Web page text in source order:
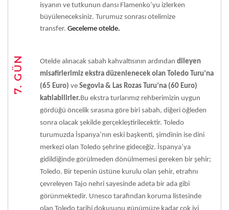
isyanın ve tutkunun dansı Flamenko’yu izlerken
büyüleneceksiniz. Turumuz sonrası otelimize
transfer. Geceleme otelde.
7. GÜN Otelde alınacak sabah kahvaltısının ardından dileyen
misafirlerimiz ekstra düzenlenecek olan Toledo Turu’na
(65 Euro) ve Segovia & Las Rozas Turu’na (60 Euro)
katılabilirler.Bu ekstra turlarımız rehberimizin uygun
gördüğü öncelik sırasına göre biri sabah, diğeri öğleden
sonra olacak şekilde gerçekleştirilecektir. Toledo
turumuzda İspanya’nın eski başkenti, şimdinin ise dini
merkezi olan Toledo şehrine gideceğiz. İspanya’ya
gidildiğinde görülmeden dönülmemesi gereken bir şehir;
Toledo. Bir tepenin üstüne kurulu olan şehir, etrafını
çevreleyen Tajo nehri sayesinde adeta bir ada gibi
görünmektedir. Unesco tarafından koruma listesinde